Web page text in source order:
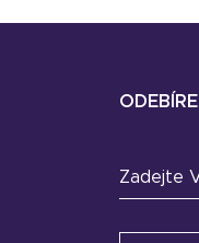
Zadejte